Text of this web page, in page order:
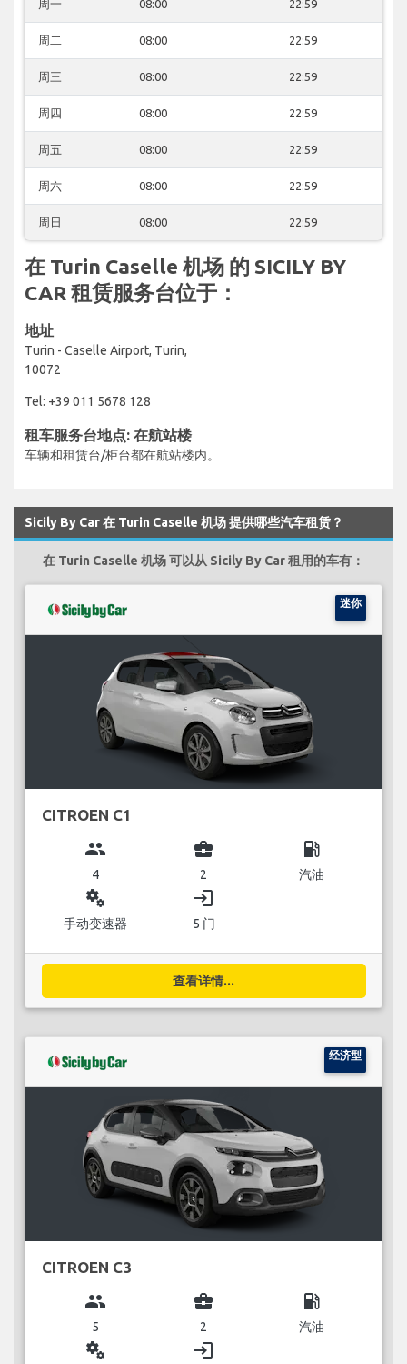
周一 08:00 22:59
周二 08:00 22:59
周三 08:00 22:59
周四 08:00 22:59
周五 08:00 22:59
周六 08:00 22:59
周日 08:00 22:59
在 Turin Caselle 机场 的 SICILY BY
CAR 租赁服务台位于：
地址
Turin - Caselle Airport, Turin,
10072
Tel: +39 011 5678 128
租车服务台地点: 在航站楼
车辆和租赁台/柜台都在航站楼内。
Sicily By Car 在 Turin Caselle 机场 提供哪些汽车租赁？
在 Turin Caselle 机场 可以从 Sicily By Car 租用的车有：
迷你
CITROEN C1
group
4
business_center
2
local_gas_station
汽油
miscellaneous_services
手动变速器
login
5 门
查看详情...
经济型
CITROEN C3
group
5
business_center
2
local_gas_station
汽油
miscellaneous_services login